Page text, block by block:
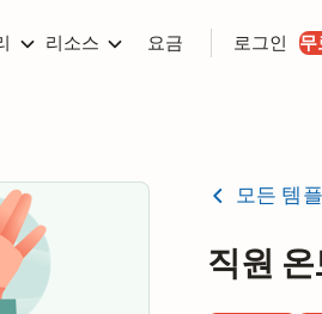
리소스 요금 로그인 무
모든 템
직원